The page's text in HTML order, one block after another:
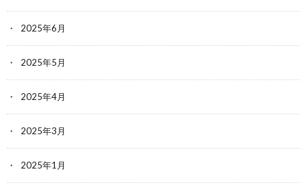
2025年6月
2025年5月
2025年4月
2025年3月
2025年1月